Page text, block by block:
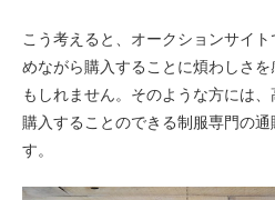
こう考えると、オークションサイ
めながら購入することに煩わしさ
もしれません。そのような方には
購入することのできる制服専門の
す。